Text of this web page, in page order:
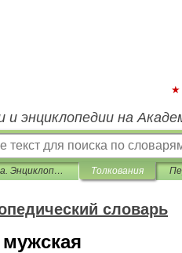
и энциклопедии на
Генетика. Энциклопедический словарь Толкования
словарь